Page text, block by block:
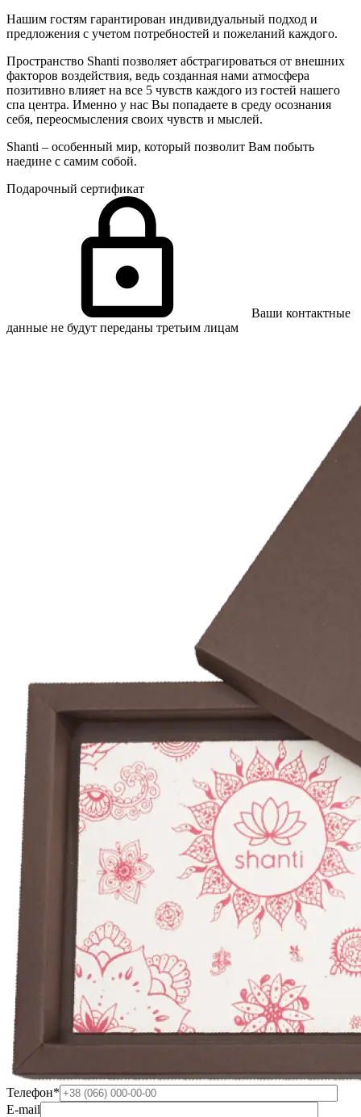
Нашим гостям гарантирован индивидуальный подход и
предложения с учетом потребностей и пожеланий каждого.
Пространство Shanti позволяет абстрагироваться от внешних
факторов воздействия, ведь созданная нами атмосфера
позитивно влияет на все 5 чувств каждого из гостей нашего
спа центра. Именно у нас Вы попадаете в среду осознания
себя, переосмысления своих чувств и мыслей.
Shanti – особенный мир, который позволит Вам побыть
наедине с самим собой.
Подарочный сертификат
Ваши контактные
данные не будут переданы третьим лицам
Телефон*
E-mail